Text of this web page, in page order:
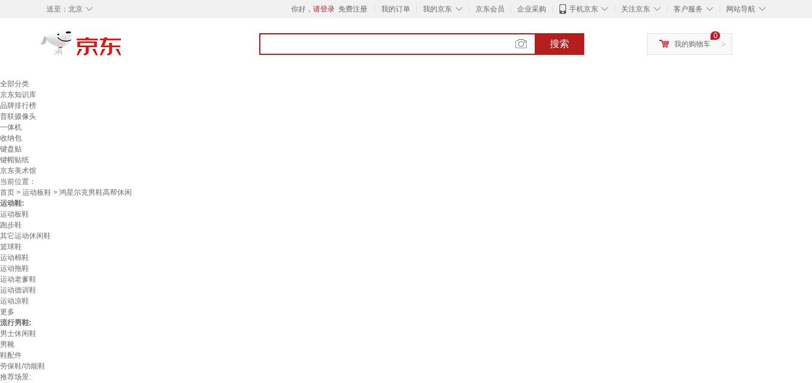
◇
送至： 北京 你好， 请登录 免费注册 我的订单 ◇
我的京东 京东会员 企业采购 ◇
手机京东 ◇
关注京东 ◇
客户服务 ◇
网站导航
搜索 >
0
我的购物车
全部分类
京东知识库
品牌排行榜
普联摄像头
一体机
收纳包
键盘贴
键帽贴纸
京东美术馆
当前位置：
首页 > 运动板鞋 > 鸿星尔克男鞋高帮休闲
运动鞋:
运动板鞋
跑步鞋
其它运动休闲鞋
篮球鞋
运动棉鞋
运动拖鞋
运动老爹鞋
运动德训鞋
运动凉鞋
更多
流行男鞋:
男士休闲鞋
男靴
鞋配件
劳保鞋/功能鞋
推荐场景: